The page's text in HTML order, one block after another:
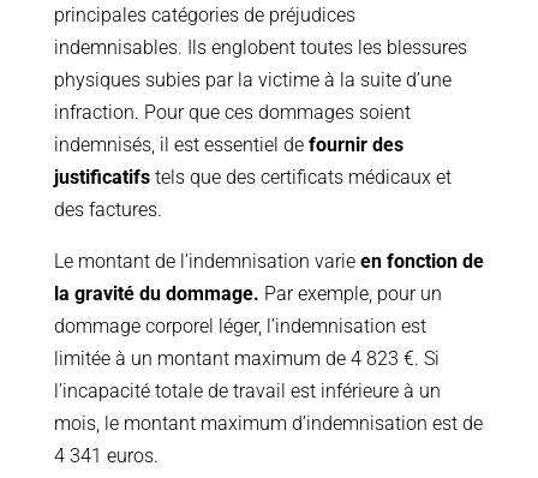
principales catégories de préjudices
indemnisables. Ils englobent toutes les blessures
physiques subies par la victime à la suite d’une
infraction. Pour que ces dommages soient
indemnisés, il est essentiel de fournir des
justificatifstels que des certificats médicaux et
des factures.
Le montant de l’indemnisation varie en fonction de
la gravité du dommage. Par exemple, pour un
dommage corporel léger, l’indemnisation est
limitée à un montant maximum de 4 823 €. Si
l’incapacité totale de travail est inférieure à un
mois, le montant maximum d’indemnisation est de
4 341 euros.